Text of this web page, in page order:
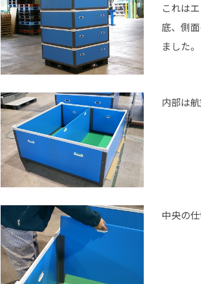
これは
底、側
ました。
内部は
中央の